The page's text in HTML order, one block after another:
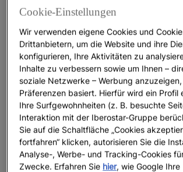
diesem, auch bekannt als
können Sie lange Spaziergänge am
mit demMatorral-Leuchtturmimmer
62 Meter hohe Leuchtturm warnt
dass sie sich in der Nähe der
befinden und dass die Gewässer
seicht sind, der nur 3
ErwachsenenhotelIberostar Selection
Palaceentfernt liegt, einem 5-
Jandía, in dessenSpa Sensations
Massagegenießen können, die so
dass Sie sie nie vergessen werden.
Cookie-Einstellungen
Wir verwenden eigene Cookies und
Drittanbietern, um die Website und ihre
konfigurieren, Ihre Aktivitäten zu
Inhalte zu verbessern sowie um Ihnen –
soziale Netzwerke – Werbung
Präferenzen basiert. Hierfür wird ein Profil
Ihre Surfgewohnheiten (z. B. besuchte
Interaktion mit der Iberostar-Gruppe
Sie auf die Schaltfläche „Cookies
fortfahren“ klicken, autorisieren Sie die
Analyse-, Werbe- und Tracking-Cookies
Zwecke. Erfahren Sie hier, wie Google Ihre